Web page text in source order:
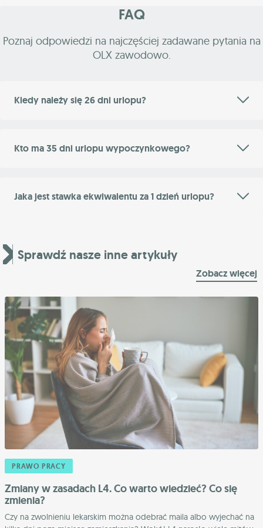
FAQ
Poznaj odpowiedzi na najczęściej zadawane pytania na
OLX zawodowo.
Kiedy należy się 26 dni urlopu?
Kto ma 35 dni urlopu wypoczynkowego?
Jaka jest stawka ekwiwalentu za 1 dzień urlopu?
Sprawdź nasze inne artykuły
Zobacz więcej
PRAWO PRACY
Zmiany w zasadach L4. Co warto wiedzieć? Co się
zmienia?
Czy na zwolnieniu lekarskim można odebrać maila albo wyjechać na